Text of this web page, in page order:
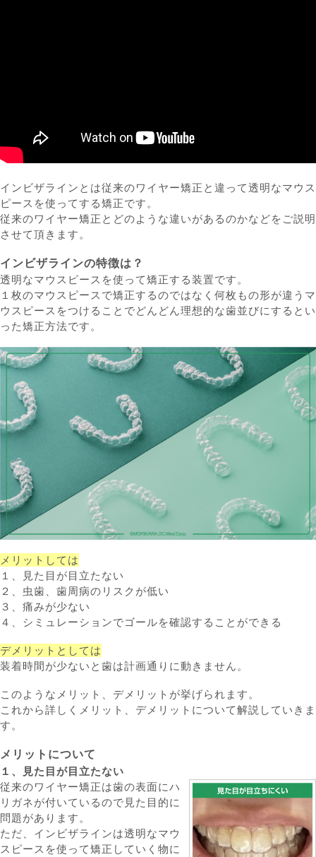
インビザラインとは従来のワイヤー矯正と違って透明なマウス
ピースを使ってする矯正です。
従来のワイヤー矯正とどのような違いがあるのかなどをご説明
させて頂きます。
インビザラインの特徴は？
透明なマウスピースを使って矯正する装置です。
１枚のマウスピースで矯正するのではなく何枚もの形が違うマ
ウスピースをつけることでどんどん理想的な歯並びにするとい
った矯正方法です。
メリットしては
１、見た目が目立たない
２、虫歯、歯周病のリスクが低い
３、痛みが少ない
４、シミュレーションでゴールを確認することができる
デメリットとしては
装着時間が少ないと歯は計画通りに動きません。
このようなメリット、デメリットが挙げられます。
これから詳しくメリット、デメリットについて解説していきま
す。
メリットについて
１、見た目が目立たない
従来のワイヤー矯正は歯の表面にハ
リガネが付いているので見た目的に
問題があります。
ただ、インビザラインは透明なマウ
スピースを使って矯正していく物に